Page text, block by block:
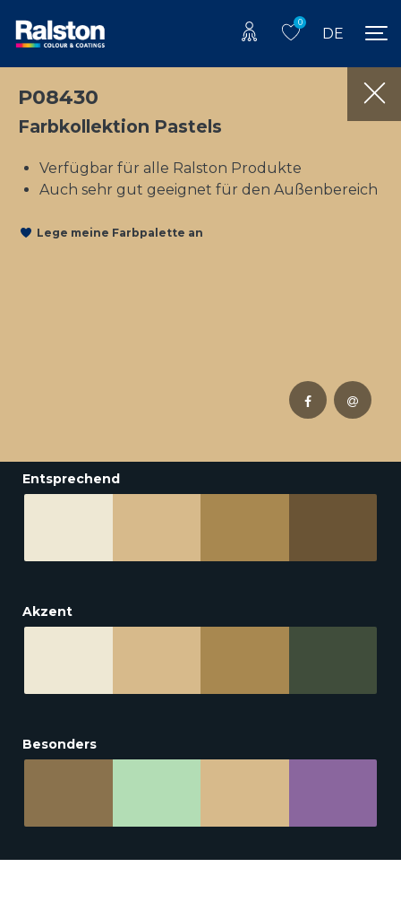
0
DE
P08430
Farbkollektion Pastels
Verfügbar für alle Ralston Produkte
Auch sehr gut geeignet für den Außenbereich
Lege meine Farbpalette an
Entsprechend
Akzent
Besonders